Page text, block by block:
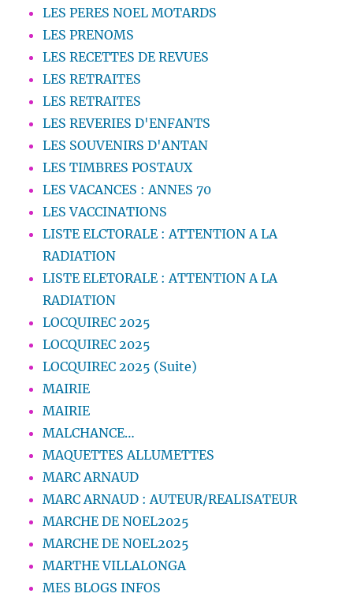
LES PERES NOEL MOTARDS
LES PRENOMS
LES RECETTES DE REVUES
LES RETRAITES
LES RETRAITES
LES REVERIES D'ENFANTS
LES SOUVENIRS D'ANTAN
LES TIMBRES POSTAUX
LES VACANCES : ANNES 70
LES VACCINATIONS
LISTE ELCTORALE : ATTENTION A LA
RADIATION
LISTE ELETORALE : ATTENTION A LA
RADIATION
LOCQUIREC 2025
LOCQUIREC 2025
LOCQUIREC 2025 (Suite)
MAIRIE
MAIRIE
MALCHANCE…
MAQUETTES ALLUMETTES
MARC ARNAUD
MARC ARNAUD : AUTEUR/REALISATEUR
MARCHE DE NOEL2025
MARCHE DE NOEL2025
MARTHE VILLALONGA
MES BLOGS INFOS